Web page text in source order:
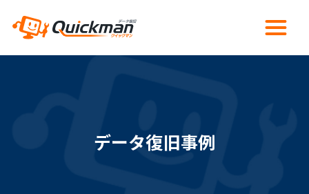
データ復旧事例